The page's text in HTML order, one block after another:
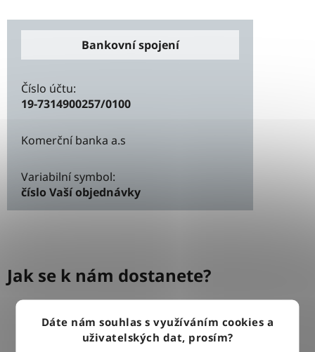
Dáte nám souhlas s využíváním cookies a
uživatelských dat, prosím?
Bankovní spojení
Číslo účtu:
19-7314900257/0100
Komerční banka a.s
Variabilní symbol:
číslo Vaší objednávky
Jak se k nám dostanete?